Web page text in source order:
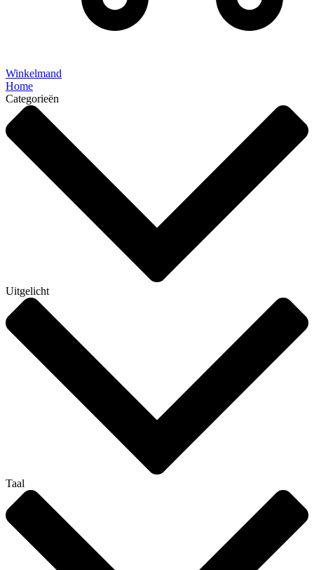
Winkelmand
Home
Categorieën
Uitgelicht
Taal